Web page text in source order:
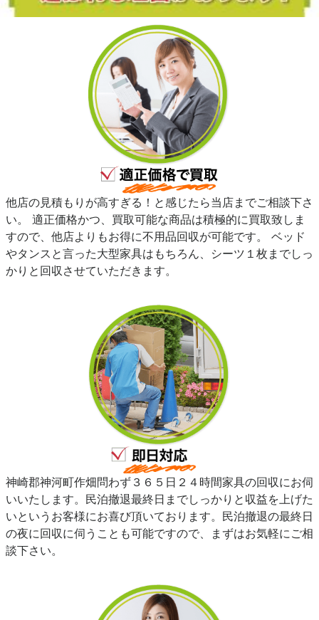
他店の見積もりが高すぎる！と感じたら当店までご相談下さ
い。 適正価格かつ、買取可能な商品は積極的に買取致しま
すので、他店よりもお得に不用品回収が可能です。 ベッド
やタンスと言った大型家具はもちろん、シーツ１枚までしっ
かりと回収させていただきます。
神崎郡神河町作畑問わず３６５日２４時間家具の回収にお伺
いいたします。民泊撤退最終日までしっかりと収益を上げた
いというお客様にお喜び頂いております。民泊撤退の最終日
の夜に回収に伺うことも可能ですので、まずはお気軽にご相
談下さい。